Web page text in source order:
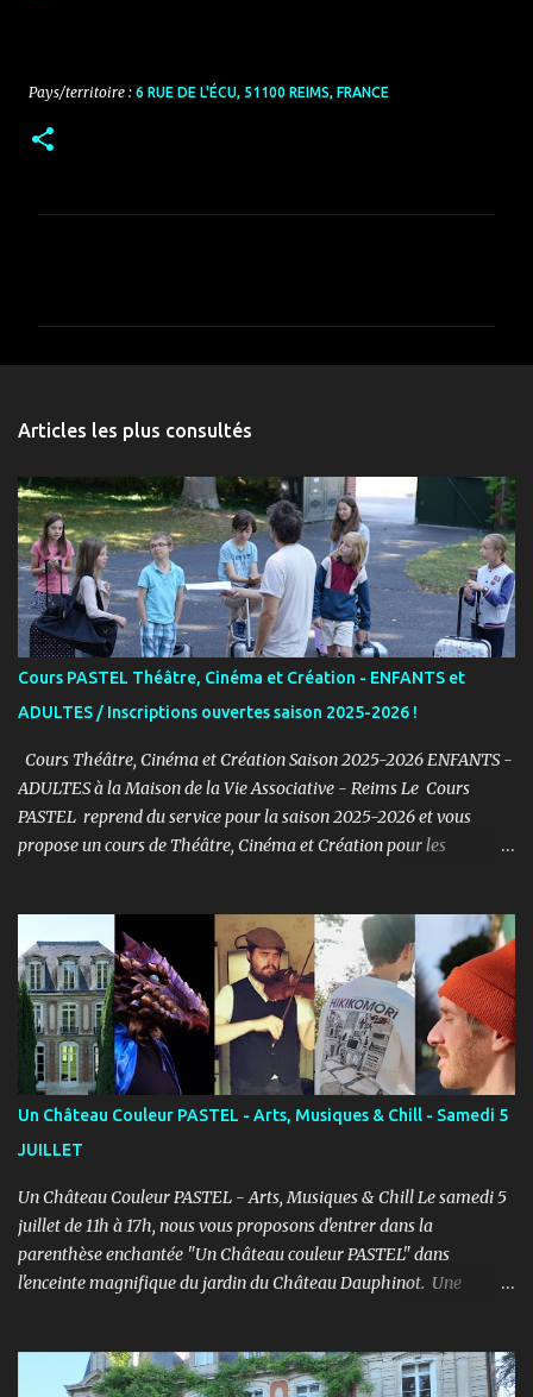
Pays/territoire : 6 RUE DE L'ÉCU, 51100 REIMS, FRANCE
n
a
i
r
e
s
Articles les plus consultés
Cours PASTEL Théâtre, Cinéma et Création - ENFANTS et
ADULTES / Inscriptions ouvertes saison 2025-2026 !
Cours Théâtre, Cinéma et Création Saison 2025-2026 ENFANTS -
ADULTES à la Maison de la Vie Associative - Reims Le Cours
PASTEL reprend du service pour la saison 2025-2026 et vous
propose un cours de Théâtre, Cinéma et Création pour les
d’élèves au Studio PASTEL anciennement, le Cours PASTEL revient
à la Maison de la Vie Associative dans une salle de 150m2 pour
pratiquer confortablement avec des élèves passionnés et curieux
d’apprendre. COURS ENFANTS Notre volonté : permettre
l'épanouissement de l'enfant à travers cet art, qu'il puisse s'exprimer
et prendre confiance en lui en prenant du plaisir dans un cadre
bienveillant. PROGRAMME ENFANTS : Pendant le 1er semestre, les
enfants découvriront le jeu d’acteur théâtre et cinéma à travers des
exercices d’improvisation, émotionnels, de concentration, d’écoute,
d...
Un Château Couleur PASTEL - Arts, Musiques & Chill - Samedi 5
JUILLET
Un Château Couleur PASTEL - Arts, Musiques & Chill Le samedi 5
juillet de 11h à 17h, nous vous proposons d'entrer dans la
parenthèse enchantée "Un Château couleur PASTEL" dans
l'enceinte magnifique du jardin du Château Dauphinot. Une
PUBLIC “Saxo et la forêt de Memoria” - Conte théâtral